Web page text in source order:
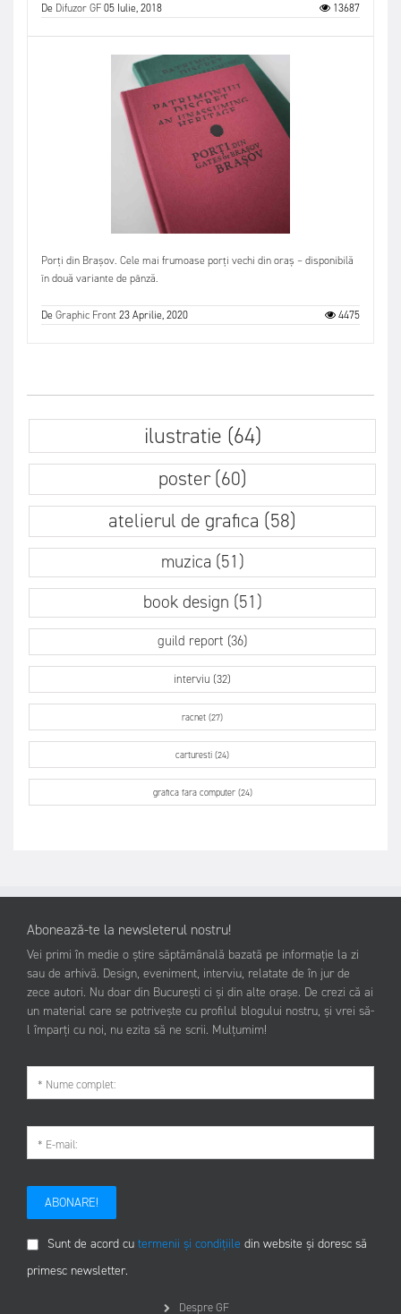
De Difuzor GF05 Iulie, 2018 13687
Porți din Brașov. Cele mai frumoase porți vechi din oraș – disponibilă
în două variante de pânză.
DeGraphic Front23 Aprilie, 2020 4475
ilustratie (64)
poster (60)
atelierul de grafica (58)
muzica (51)
book design (51)
guild report (36)
interviu (32)
racnet (27)
carturesti (24)
grafica fara computer (24)
Abonează-te la newsleterul nostru!
Vei primi în medie o știre săptămânală bazată pe informație la zi
sau de arhivă. Design, eveniment, interviu, relatate de în jur de
zece autori. Nu doar din București ci și din alte orașe. De crezi că ai
un material care se potrivește cu profilul blogului nostru, și vrei să-
l împarți cu noi, nu ezita să ne scrii. Mulțumim!
ABONARE!
Sunt de acord cu termenii și condițiile din website și doresc să
primesc newsletter.
Despre GF